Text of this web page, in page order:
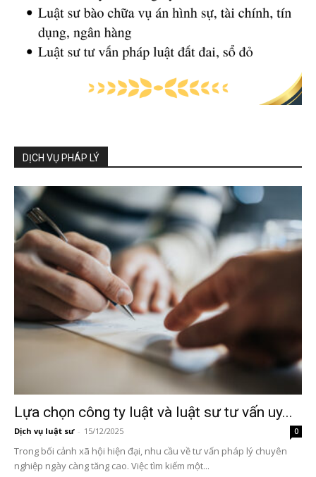
DỊCH VỤ PHÁP LÝ
Lựa chọn công ty luật và luật sư tư vấn uy...
Dịch vụ luật sư - 15/12/2025 0
Trong bối cảnh xã hội hiện đại, nhu cầu về tư vấn pháp lý chuyên
nghiệp ngày càng tăng cao. Việc tìm kiếm một...